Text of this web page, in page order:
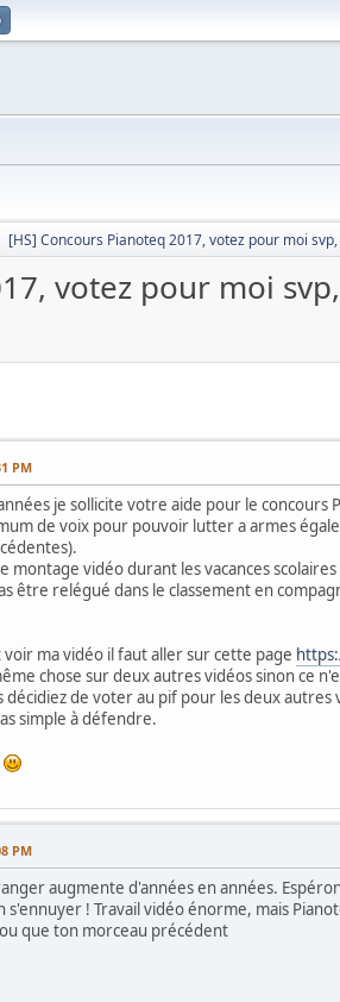
[HS] Concours Pianoteq 2017, votez pour moi
votez pour moi
PM
je sollicite votre aide pour le
de voix pour pouvoir lutter a armes
montage vidéo durant les vacances
être relégué dans le classement en
ma vidéo il faut aller sur cette page
chose sur deux autres vidéos sinon ce
décidiez de voter au pif pour les deux
simple à défendre.
PM
augmente d'années en années.
s'ennuyer ! Travail vidéo énorme, mais
que ton morceau précédent